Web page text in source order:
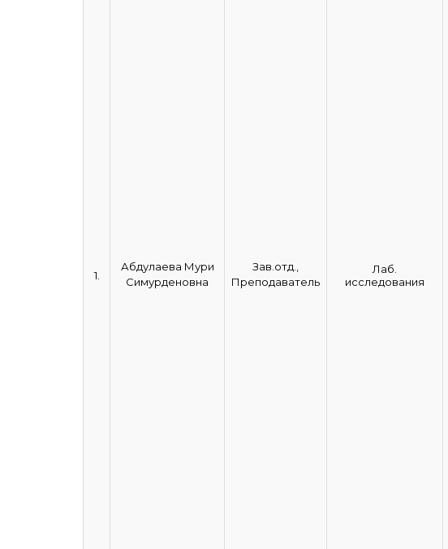
1.
Абдулаева Мури
Симурденовна
Зав.отд.,
Преподаватель
Лаб.
исследования